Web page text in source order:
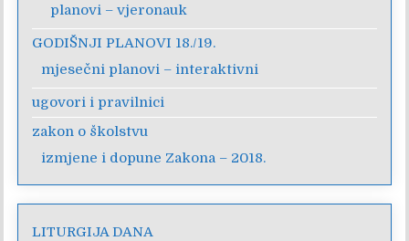
planovi – vjeronauk
GODIŠNJI PLANOVI 18./19.
mjesečni planovi – interaktivni
ugovori i pravilnici
zakon o školstvu
izmjene i dopune Zakona – 2018.
LITURGIJA DANA